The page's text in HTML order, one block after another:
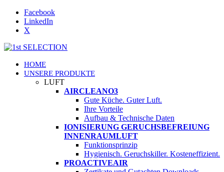
Facebook
LinkedIn
X
HOME
UNSERE PRODUKTE
LUFT
AIRCLEANO3
Gute Küche. Guter Luft.
Ihre Vorteile
Aufbau & Technische Daten
IONISIERUNG GERUCHSBEFREIUNG
INNENRAUMLUFT
Funktionsprinzip
Hygienisch. Geruchskiller. Kosteneffizient.
PROACTIVEAIR